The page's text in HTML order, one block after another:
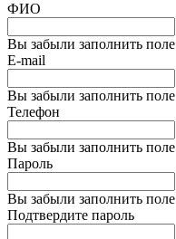
ФИО
Вы забыли заполнить поле
E-mail
Вы забыли заполнить поле
Телефон
Вы забыли заполнить поле
Пароль
Вы забыли заполнить поле
Подтвердите пароль